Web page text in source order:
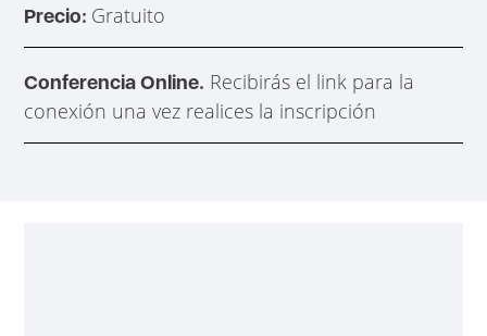
Precio: Gratuito
Conferencia Online. Recibirás el link para la
conexión una vez realices la inscripción